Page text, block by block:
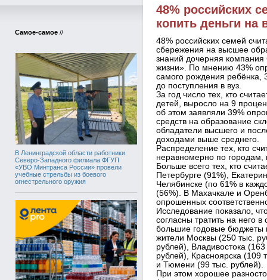
Самое-самое //
В Ленинградской области работники
Северо-Западного филиала ФГУП
«УВО Минтранса России» провели
учебные стрельбы из боевого
огнестрельного оружия
48% российских
копить деньги на
48% российских семей
сбережения на высшее
знаний дочерняя
жизни». По мнению 43%
самого рождения
до поступления в вуз.
За год число тех, кто
детей, выросло на 9
об этом заявляли 39%
средств на образование
обладатели высшего и
доходами выше среднего.
Распределение тех, кто
неравномерно по городам,
Больше всего тех, кто
Петербурге (91%),
Челябинске (по 61% в
(56%). В Махачкале и
опрошенных
Исследование показало,
согласны тратить на него
большие годовые бюджеты
жители Москвы (250 тыс.
рублей), Владивостока
рублей), Красноярска (109
и Тюмени (99 тыс. рублей).
При этом хорошее